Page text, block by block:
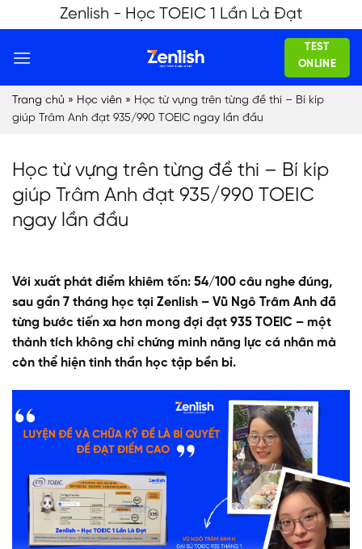
to
content
Zenlish - Học TOEIC 1 Lần Là Đạt
TEST
ONLINE
Trang chủ » Học viên » Học từ vựng trên từng đề thi – Bí kíp
giúp Trâm Anh đạt 935/990 TOEIC ngay lần đầu
Học từ vựng trên từng đề thi – Bí kíp
giúp Trâm Anh đạt 935/990 TOEIC
ngay lần đầu
Với xuất phát điểm khiêm tốn: 54/100 câu nghe đúng,
sau gần 7 tháng học tại Zenlish – Vũ Ngô Trâm Anh đã
từng bước tiến xa hơn mong đợi đạt 935 TOEIC – một
thành tích không chỉ chứng minh năng lực cá nhân mà
còn thể hiện tinh thần học tập bền bỉ.